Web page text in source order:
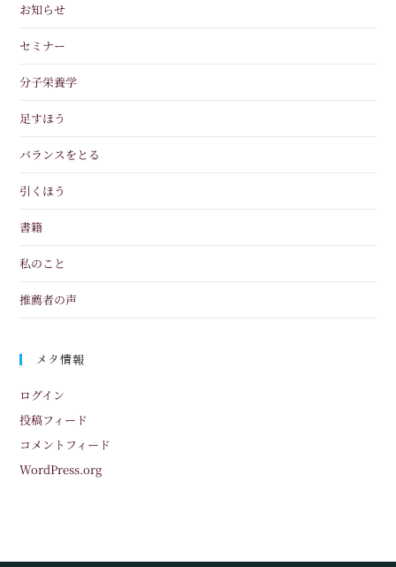
お知らせ
セミナー
分子栄養学
足すほう
バランスをとる
引くほう
書籍
私のこと
推薦者の声
メタ情報
ログイン
投稿フィード
コメントフィード
WordPress.org